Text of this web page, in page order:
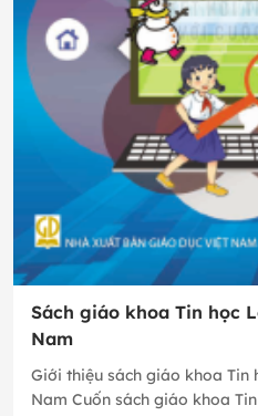
Sách giáo khoa Tin học
Nam
Giới thiệu sách giáo khoa Tin
Nam Cuốn sách giáo khoa